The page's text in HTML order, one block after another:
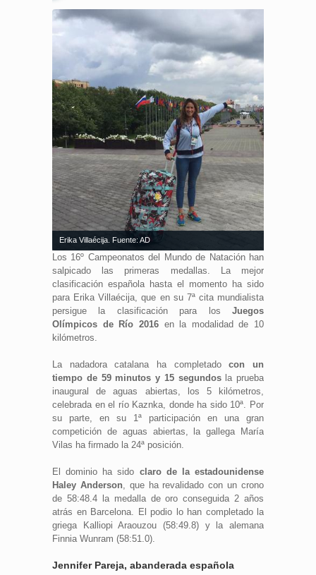
Erika Villaécija. Fuente: AD
Los 16º Campeonatos del Mundo de Natación han
salpicado las primeras medallas. La mejor
clasificación española hasta el momento ha sido
para Erika Villaécija, que en su 7ª cita mundialista
persigue la clasificación para los Juegos
Olímpicos de Río 2016en la modalidad de 10
kilómetros.
La nadadora catalana ha completadocon un
tiempo de 59 minutos y 15 segundosla prueba
inaugural de aguas abiertas, los 5 kilómetros,
celebrada en el río Kaznka, donde ha sido 10ª. Por
su parte, en su 1ª participación en una gran
competición de aguas abiertas, la gallega María
Vilas ha firmado la 24ª posición.
El dominio ha sido claro de la estadounidense
Haley Anderson , que ha revalidado con un crono
de 58:48.4 la medalla de oro conseguida 2 años
atrás en Barcelona. El podio lo han completado la
griega Kalliopi Araouzou (58:49.8) y la alemana
Finnia Wunram (58:51.0).
Jennifer Pareja, abanderada española